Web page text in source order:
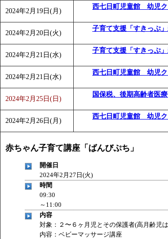
2024年2月19日(月)
西七日町児童館 幼児
2024年2月20日(火)
子育て支援「すきっぷ
2024年2月21日(水)
子育て支援「すきっぷ
2024年2月21日(水)
西七日町児童館 幼児
2024年2月25日(日)
国保税、後期高齢者医
2024年2月26日(月)
西七日町児童館 幼児
赤ちゃん子育て講座「ばんびぷち」
開催日
2024年2月27日(火)
時間
09:30
～11:00
内容
対象：２〜６ヶ月児とその保護者(高月齢児
内容：ベビーマッサージ講座